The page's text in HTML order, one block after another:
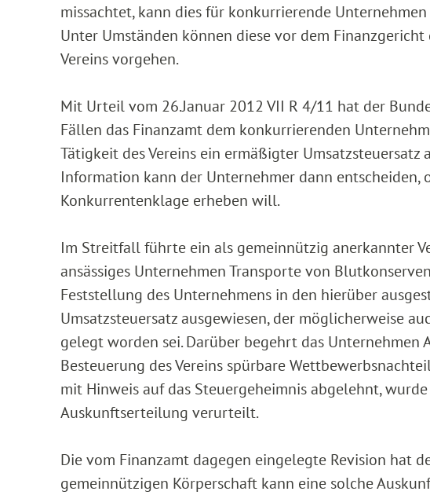
missachtet, kann dies für konkurrierende
Unter Umständen können diese vor dem
Vereins vorgehen.
Mit Urteil vom 26.Januar 2012 VII R 4/11 hat der
Fällen das Finanzamt dem konkurrierenden
Tätigkeit des Vereins ein ermäßigter
Information kann der Unternehmer dann entscheiden,
Konkurrentenklage erheben will.
Im Streitfall führte ein als gemeinnützig anerkannter
ansässiges Unternehmen Transporte von
Feststellung des Unternehmens in den hierüber
Umsatzsteuersatz ausgewiesen, der möglicherweise
gelegt worden sei. Darüber begehrt das
Besteuerung des Vereins spürbare
mit Hinweis auf das Steuergeheimnis abgelehnt,
Auskunftserteilung verurteilt.
Die vom Finanzamt dagegen eingelegte Revision hat
gemeinnützigen Körperschaft kann eine solche